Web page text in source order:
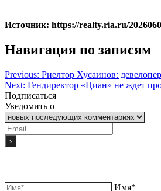
Источник: https://realty.ria.ru/
Навигация по записям
Previous: Риелтор Хусаинов:
Next: Гендиректор «Циан» не ждет
Подписаться
Уведомить о
Имя*